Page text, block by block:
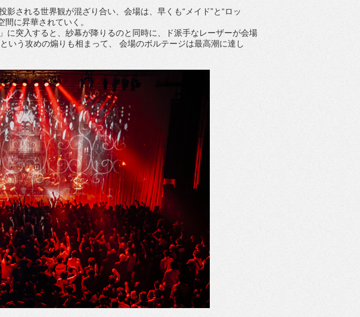
される世界観が混ざり合い、会場は、早くも“メイド”と“ロッ
に昇華されていく。
突入すると、紗幕が降りるのと同時に、ド派手なレーザーが会場
いう攻めの煽りも相まって、 会場のボルテージは最高潮に達し